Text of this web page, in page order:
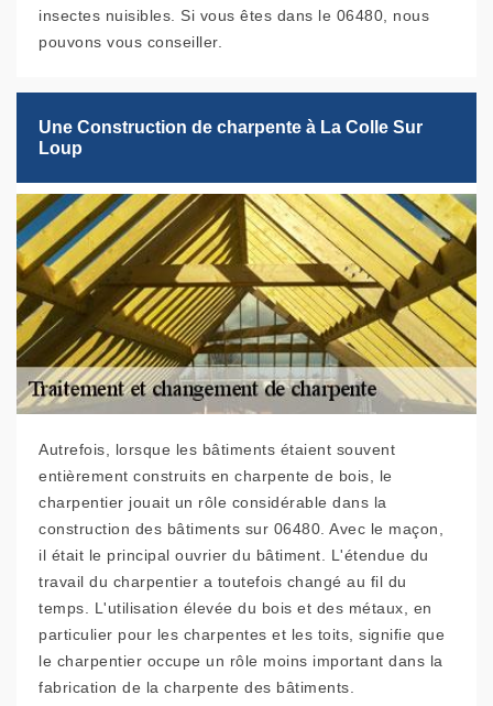
insectes nuisibles. Si vous êtes dans le 06480, nous
pouvons vous conseiller.
Une Construction de charpente à La Colle Sur
Loup
Autrefois, lorsque les bâtiments étaient souvent
entièrement construits en charpente de bois, le
charpentier jouait un rôle considérable dans la
construction des bâtiments sur 06480. Avec le maçon,
il était le principal ouvrier du bâtiment. L'étendue du
travail du charpentier a toutefois changé au fil du
temps. L'utilisation élevée du bois et des métaux, en
particulier pour les charpentes et les toits, signifie que
le charpentier occupe un rôle moins important dans la
fabrication de la charpente des bâtiments.